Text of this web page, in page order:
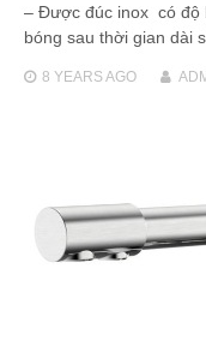
– Được đúc inox có độ
bóng sau thời gian dài
8 YEARSAGO